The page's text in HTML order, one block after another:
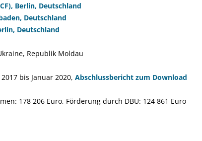
Berlin, Deutschland
Deutschland
Deutschland
Republik Moldau
bis Januar 2020, Abschlussbericht zum Download
178 206 Euro, Förderung durch DBU: 124 861 Euro